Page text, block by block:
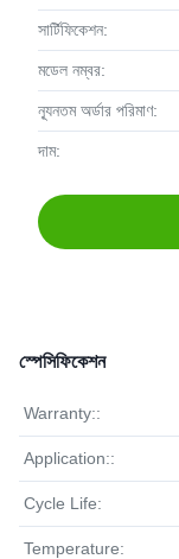
সার্টিফিকেশন:
মডেল নম্বর:
ন্যূনতম অর্ডার পরিমাণ:
দাম:
স্পেসিফিকেশন
Warranty::
Application::
Cycle Life:
Temperature: